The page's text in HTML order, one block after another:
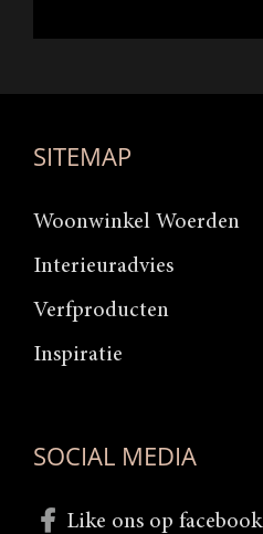
SITEMAP
Woonwinkel Woerden
Interieuradvies
Verfproducten
Inspiratie
SOCIAL MEDIA
Like ons op facebook